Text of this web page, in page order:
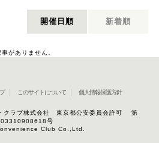
開催日順 新着順
事がありません。
このサイトについて 個人情報保護方針
クラブ株式会社 東京都公安委員会許可 第
号
Club Co.,Ltd.